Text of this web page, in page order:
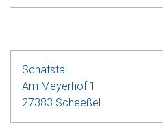
Schafstall
Am Meyerhof 1
27383 Scheeßel